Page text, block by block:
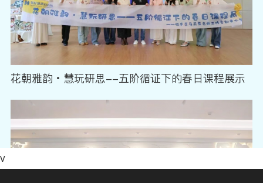
花朝雅韵・慧玩研思--五阶循证下的春日课程展示
v